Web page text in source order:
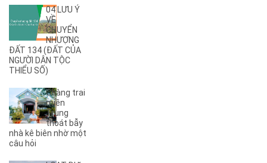
A2(7)
A3(5)
A5(8)
A6(5)
A7(17)
A8(3)
A9(2)
Ama Jhao(27)
Ama Khê (44)
Ama Pui
04 LƯU Ý
VỀ
CHUYỂN
NHƯỢNG
ĐẤT 134 (ĐẤT CỦA
NGƯỜI DÂN TỘC
THIỂU SỐ)
Chàng trai
miền
Trung
thoát bẫy
nhà kê biên nhờ một
câu hỏi